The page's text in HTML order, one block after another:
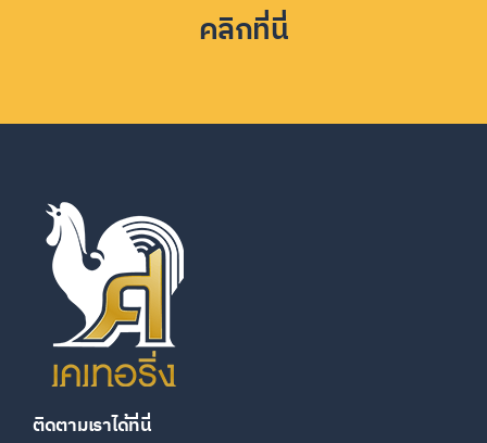
คลิกที่นี่
ติดตามเราได้ที่นี่